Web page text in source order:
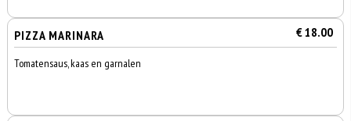
PIZZA MARINARA € 18.00
Tomatensaus, kaas en garnalen